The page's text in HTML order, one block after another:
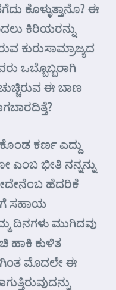
ಕೊಳ್ಳುತ್ತಾನೊ? ಈ
ಕಿರಿಯರನ್ನು
ಕುರುಸಾಮ್ರಾಜ್ಯದ
ಒಬ್ಬೊಬ್ಬರಾಗಿ
ಈ ಬಾಣ
ಕರ್ಣ ಎದ್ದು
ಎಂಬ ಭೀತಿ ನನ್ನನ್ನು
ಹೆದರಿಕೆ
ಸಹಾಯ
ದಿನಗಳು ಮುಗಿದವು
ಹಾಕಿ ಕುಳಿತ
ಮೊದಲೇ ಈ